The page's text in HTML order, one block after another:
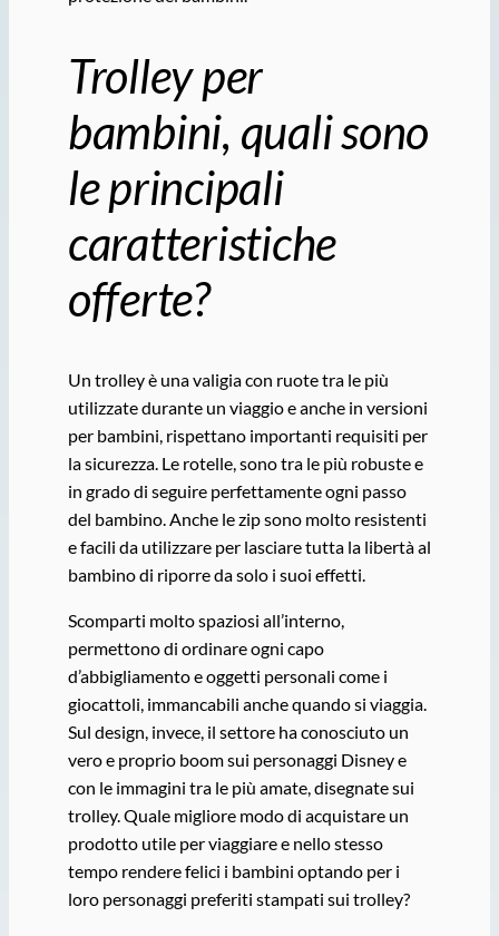
Trolley per
bambini, quali sono
le principali
caratteristiche
offerte?
Un trolley è una valigia con ruote tra le più
utilizzate durante un viaggio e anche in versioni
per bambini, rispettano importanti requisiti per
la sicurezza. Le rotelle, sono tra le più robuste e
in grado di seguire perfettamente ogni passo
del bambino. Anche le zip sono molto resistenti
e facili da utilizzare per lasciare tutta la libertà al
bambino di riporre da solo i suoi effetti.
Scomparti molto spaziosi all’interno,
permettono di ordinare ogni capo
d’abbigliamento e oggetti personali come i
giocattoli, immancabili anche quando si viaggia.
Sul design, invece, il settore ha conosciuto un
vero e proprio boom sui personaggi Disney e
con le immagini tra le più amate, disegnate sui
trolley. Quale migliore modo di acquistare un
prodotto utile per viaggiare e nello stesso
tempo rendere felici i bambini optando per i
loro personaggi preferiti stampati sui trolley?